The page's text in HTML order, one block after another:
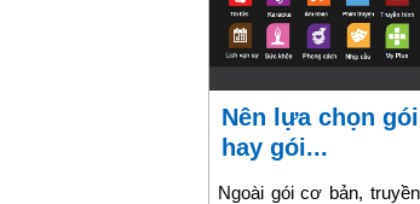
Nên lựa chọn gói Nâng cao
hay gói...
Ngoài gói cơ bản,